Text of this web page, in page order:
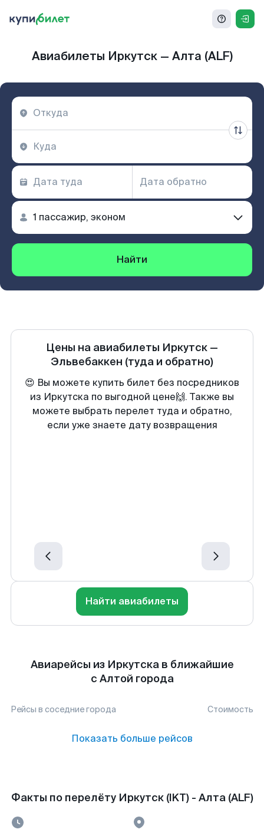
Авиабилеты Иркутск — Алта (ALF)
Найти
Цены на авиабилеты Иркутск —
Эльвебаккен (туда и обратно)
😍 Вы можете купить билет без посредников
из Иркутска по выгодной цене🙌. Также вы
можете выбрать перелет туда и обратно,
если уже знаете дату возвращения
Найти авиабилеты
Авиарейсы из Иркутска в ближайшие
с Алтой города
Рейсы в соседние города Стоимость
Показать больше рейсов
Факты по перелёту Иркутск (IKT) - Алта (ALF)